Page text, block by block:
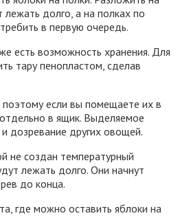
долго, а на полках по
в первую очередь.
есть возможность хранения. Для
тару пенопластом, сделав
если вы помещаете их в
в ящик. Выделяемое
дозревание других овощей.
не создан температурный
лежать долго. Они начнут
до конца.
где можно оставить яблоки на